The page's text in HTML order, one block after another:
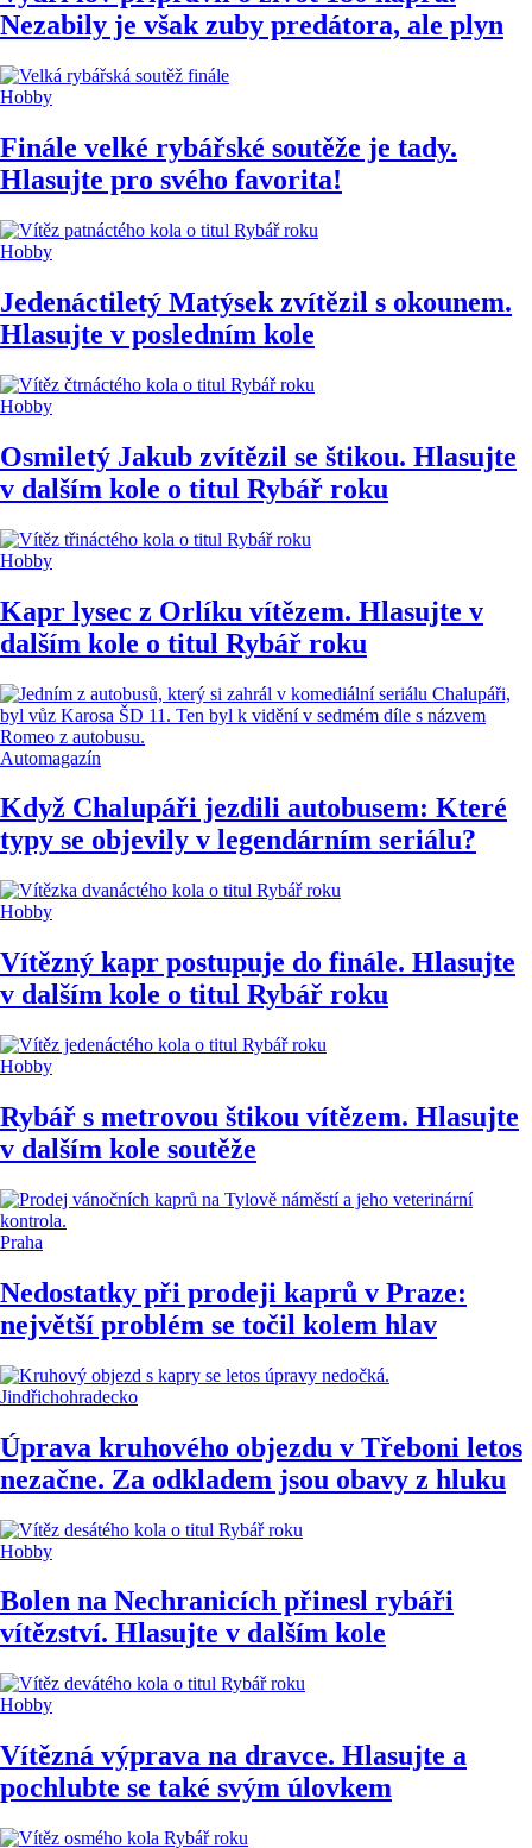
Nezabily je však zuby predátora, ale plyn
Hobby
Finále velké rybářské soutěže je tady.
Hlasujte pro svého favorita!
Hobby
Jedenáctiletý Matýsek zvítězil s okounem.
Hlasujte v posledním kole
Hobby
Osmiletý Jakub zvítězil se štikou. Hlasujte
v dalším kole o titul Rybář roku
Hobby
Kapr lysec z Orlíku vítězem. Hlasujte v
dalším kole o titul Rybář roku
Automagazín
Když Chalupáři jezdili autobusem: Které
typy se objevily v legendárním seriálu?
Hobby
Vítězný kapr postupuje do finále. Hlasujte
v dalším kole o titul Rybář roku
Hobby
Rybář s metrovou štikou vítězem. Hlasujte
v dalším kole soutěže
Praha
Nedostatky při prodeji kaprů v Praze:
největší problém se točil kolem hlav
Jindřichohradecko
Úprava kruhového objezdu v Třeboni letos
nezačne. Za odkladem jsou obavy z hluku
Hobby
Bolen na Nechranicích přinesl rybáři
vítězství. Hlasujte v dalším kole
Hobby
Vítězná výprava na dravce. Hlasujte a
pochlubte se také svým úlovkem